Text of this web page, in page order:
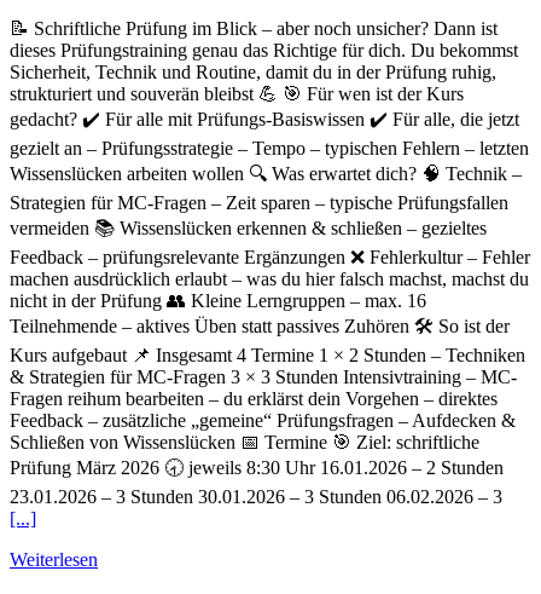
📝 Schriftliche Prüfung im Blick – aber noch unsicher? Dann ist
dieses Prüfungstraining genau das Richtige für dich. Du bekommst
Sicherheit, Technik und Routine, damit du in der Prüfung ruhig,
strukturiert und souverän bleibst 💪 🎯 Für wen ist der Kurs
gedacht? ✔️ Für alle mit Prüfungs-Basiswissen ✔️ Für alle, die jetzt
gezielt an – Prüfungsstrategie – Tempo – typischen Fehlern – letzten
Wissenslücken arbeiten wollen 🔍 Was erwartet dich? 🧠 Technik –
Strategien für MC-Fragen – Zeit sparen – typische Prüfungsfallen
vermeiden 📚 Wissenslücken erkennen & schließen – gezieltes
Feedback – prüfungsrelevante Ergänzungen ❌ Fehlerkultur – Fehler
machen ausdrücklich erlaubt – was du hier falsch machst, machst du
nicht in der Prüfung 👥 Kleine Lerngruppen – max. 16
Teilnehmende – aktives Üben statt passives Zuhören 🛠️ So ist der
Kurs aufgebaut 📌 Insgesamt 4 Termine 1 × 2 Stunden – Techniken
& Strategien für MC-Fragen 3 × 3 Stunden Intensivtraining – MC-
Fragen reihum bearbeiten – du erklärst dein Vorgehen – direktes
Feedback – zusätzliche „gemeine“ Prüfungsfragen – Aufdecken &
Schließen von Wissenslücken 📅 Termine 🎯 Ziel: schriftliche
Prüfung März 2026 🕣 jeweils 8:30 Uhr 16.01.2026 – 2 Stunden
23.01.2026 – 3 Stunden 30.01.2026 – 3 Stunden 06.02.2026 – 3
[...]
Weiterlesen